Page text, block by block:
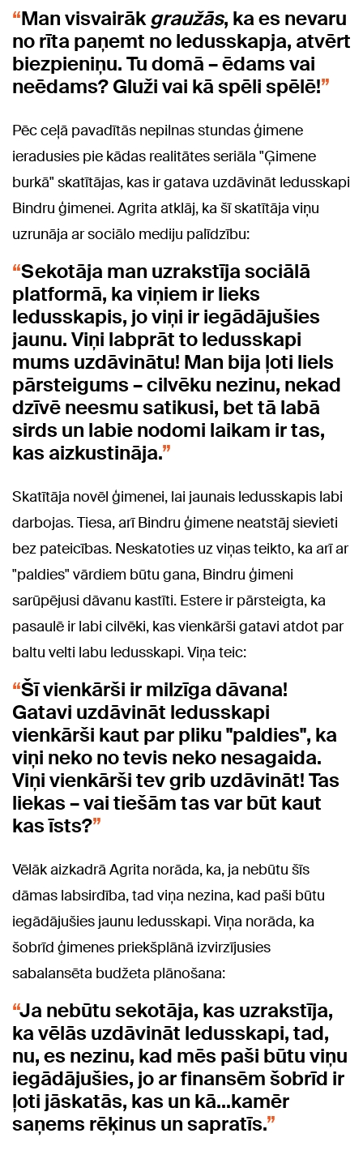
Man visvairākgraužās, ka es nevaru
no rīta paņemt no ledusskapja, atvērt
biezpieniņu. Tu domā – ēdams vai
neēdams? Gluži vai kā spēli spēlē!
Pēc ceļā pavadītās nepilnas stundas ģimene
ieradusies pie kādas realitātes seriāla "Ģimene
burkā" skatītājas, kas ir gatava uzdāvināt ledusskapi
Bindru ģimenei. Agrita atklāj, ka šī skatītāja viņu
uzrunāja ar sociālo mediju palīdzību:
Sekotāja man uzrakstīja sociālā
platformā, ka viņiem ir lieks
ledusskapis, jo viņi ir iegādājušies
jaunu. Viņi labprāt to ledusskapi
mums uzdāvinātu! Man bija ļoti liels
pārsteigums – cilvēku nezinu, nekad
dzīvē neesmu satikusi, bet tā labā
sirds un labie nodomi laikam ir tas,
kas aizkustināja.
Skatītāja novēl ģimenei, lai jaunais ledusskapis labi
darbojas. Tiesa, arī Bindru ģimene neatstāj sievieti
bez pateicības. Neskatoties uz viņas teikto, ka arī ar
"paldies" vārdiem būtu gana, Bindru ģimeni
sarūpējusi dāvanu kastīti. Estere ir pārsteigta, ka
pasaulē ir labi cilvēki, kas vienkārši gatavi atdot par
baltu velti labu ledusskapi. Viņa teic:
Šī vienkārši ir milzīga dāvana!
Gatavi uzdāvināt ledusskapi
vienkārši kaut par pliku "paldies", ka
viņi neko no tevis neko nesagaida.
Viņi vienkārši tev grib uzdāvināt! Tas
liekas – vai tiešām tas var būt kaut
kas īsts?
Vēlāk aizkadrā Agrita norāda, ka, ja nebūtu šīs
dāmas labsirdība, tad viņa nezina, kad paši būtu
iegādājušies jaunu ledusskapi. Viņa norāda, ka
šobrīd ģimenes priekšplānā izvirzījusies
sabalansēta budžeta plānošana:
Ja nebūtu sekotāja, kas uzrakstīja,
ka vēlās uzdāvināt ledusskapi, tad,
nu, es nezinu, kad mēs paši būtu viņu
iegādājušies, jo ar finansēm šobrīd ir
ļoti jāskatās, kas un kā...kamēr
saņems rēķinus un sapratīs.